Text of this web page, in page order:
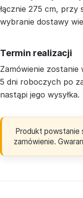
łącznie 275 cm, przy
wybranie dostawy
Termin realizacji
Zamówienie
5 dni roboczych po
nastąpi jego wysyłka.
Produkt powstanie
zamówienie.